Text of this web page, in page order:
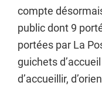
compte
public dont 9
portées par La
guichets
d’accueillir,